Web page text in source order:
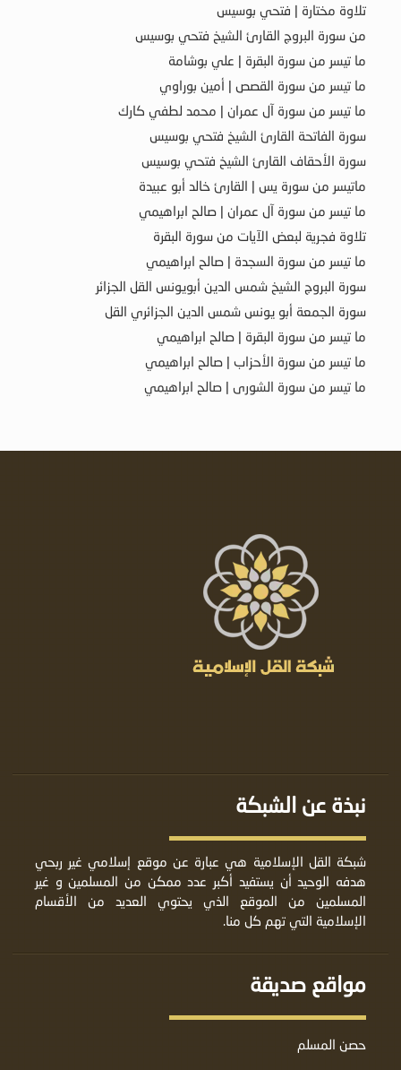
تلاوة مختارة | فتحي بوسيس
من سورة البروج القارئ الشيخ فتحي بوسيس
ما تيسر من سورة البقرة | علي بوشامة
ما تيسر من سورة القصص | أمين بوراوي
ما تيسر من سورة آل عمران | محمد لطفي كارك
سورة الفاتحة القارئ الشيخ فتحي بوسيس
سورة الأحقاف القارئ الشيخ فتحي بوسيس
ماتيسر من سورة يس | القارئ خالد أبو عبيدة
ما تيسر من سورة آل عمران | صالح ابراهيمي
تلاوة فجرية لبعض الآيات من سورة البقرة
ما تيسر من سورة السجدة | صالح ابراهيمي
سورة البروج الشيخ شمس الدين أبويونس القل الجزائر
سورة الجمعة أبو يونس شمس الدين الجزائري القل
ما تيسر من سورة البقرة | صالح ابراهيمي
ما تيسر من سورة الأحزاب | صالح ابراهيمي
ما تيسر من سورة الشورى | صالح ابراهيمي
نبذة عن الشبكة
شبكة القل الإسلامية هي عبارة عن موقع إسلامي غير ربحي
هدفه الوحيد أن يستفيد أكبر عدد ممكن من المسلمين و غير
المسلمين من الموقع الذي يحتوي العديد من الأقسام
الإسلامية التي تهم كل منا.
مواقع صديقة
حصن المسلم